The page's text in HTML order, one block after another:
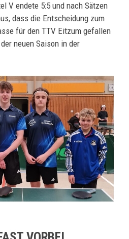
V endete 5:5 und nach Sätzen
dass die Entscheidung zum
für den TTV Eitzum gefallen
neuen Saison in der